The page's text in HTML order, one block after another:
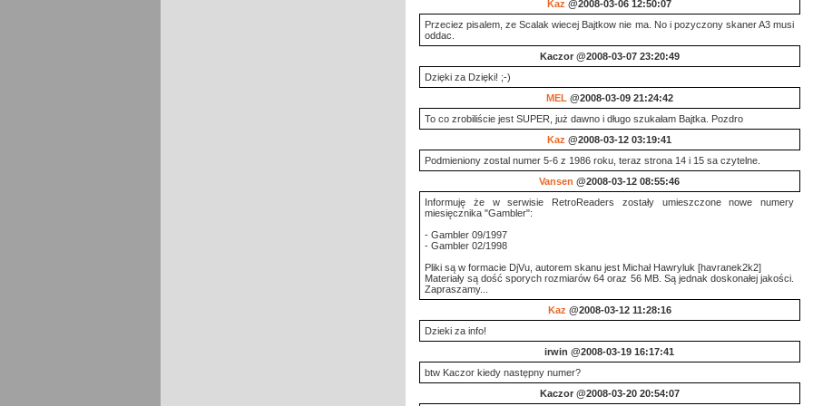
Kaz @2008-03-06 12:50:07
Przeciez pisalem, ze Scalak wiecej Bajtkow nie ma. No i pozyczony skaner A3 musi
oddac.
Kaczor@2008-03-07 23:20:49
Dzięki za Dzięki! ;-)
MEL @2008-03-09 21:24:42
To co zrobiliście jest SUPER, już dawno i długo szukałam Bajtka. Pozdro
Kaz @2008-03-12 03:19:41
Podmieniony zostal numer 5-6 z 1986 roku, teraz strona 14 i 15 sa czytelne.
Vansen @2008-03-12 08:55:46
Informuję że w serwisie RetroReaders zostały umieszczone nowe numery
miesięcznika "Gambler":
- Gambler 09/1997
- Gambler 02/1998
Pliki są w formacie DjVu, autorem skanu jest Michał Hawryluk [havranek2k2]
Materiały są dość sporych rozmiarów 64 oraz 56 MB. Są jednak doskonałej jakości.
Zapraszamy...
Kaz @2008-03-12 11:28:16
Dzieki za info!
irwin @2008-03-19 16:17:41
btw Kaczor kiedy następny numer?
Kaczor@2008-03-20 20:54:07